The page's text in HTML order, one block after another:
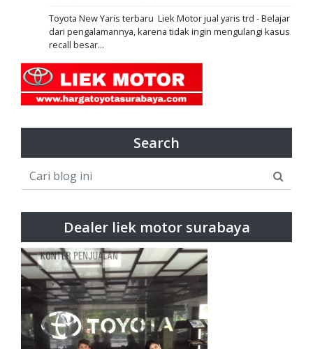
Toyota New Yaris terbaru Liek Motor jual yaris trd - Belajar
dari pengalamannya, karena tidak ingin mengulangi kasus
recall besar...
Search
Dealer liek motor surabaya